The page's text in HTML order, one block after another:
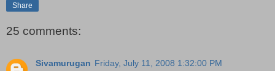
Share
25 comments:
Sivamurugan Friday, July 11, 2008 1:32:00 PM